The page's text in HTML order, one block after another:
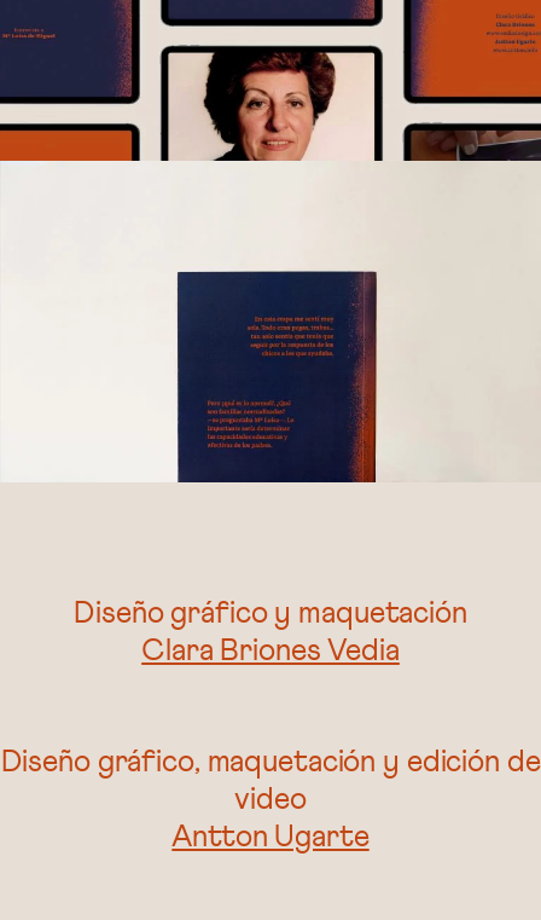
Diseño gráfico y maquetación
Clara Briones Vedia
Diseño gráfico, maquetación y edición de
video
Antton Ugarte